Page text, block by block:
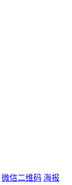
微信二维码 海报